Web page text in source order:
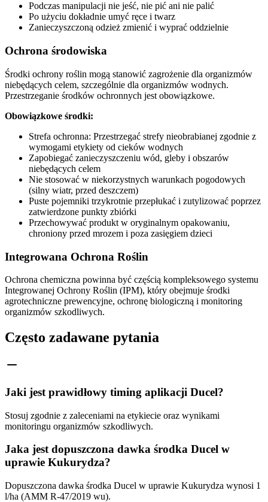
Podczas manipulacji nie jeść, nie pić ani nie palić
Po użyciu dokładnie umyć ręce i twarz
Zanieczyszczoną odzież zmienić i wyprać oddzielnie
Ochrona środowiska
Środki ochrony roślin mogą stanowić zagrożenie dla organizmów
niebędących celem, szczególnie dla organizmów wodnych.
Przestrzeganie środków ochronnych jest obowiązkowe.
Obowiązkowe środki:
Strefa ochronna: Przestrzegać strefy nieobrabianej zgodnie z
wymogami etykiety od cieków wodnych
Zapobiegać zanieczyszczeniu wód, gleby i obszarów
niebędących celem
Nie stosować w niekorzystnych warunkach pogodowych
(silny wiatr, przed deszczem)
Puste pojemniki trzykrotnie przepłukać i zutylizować poprzez
zatwierdzone punkty zbiórki
Przechowywać produkt w oryginalnym opakowaniu,
chroniony przed mrozem i poza zasięgiem dzieci
Integrowana Ochrona Roślin
Ochrona chemiczna powinna być częścią kompleksowego systemu
Integrowanej Ochrony Roślin (IPM), który obejmuje środki
agrotechniczne prewencyjne, ochronę biologiczną i monitoring
organizmów szkodliwych.
Często zadawane pytania
Jaki jest prawidłowy timing aplikacji Ducel?
Stosuj zgodnie z zaleceniami na etykiecie oraz wynikami
monitoringu organizmów szkodliwych.
Jaka jest dopuszczona dawka środka Ducel w
uprawie Kukurydza?
Dopuszczona dawka środka Ducel w uprawie Kukurydza wynosi 1
l/ha (AMM R-47/2019 wu).